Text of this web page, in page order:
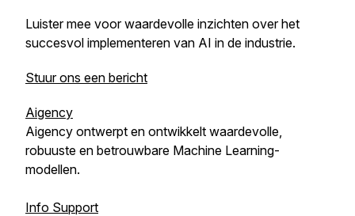
Luister mee voor waardevolle inzichten over het
succesvol implementeren van AI in de industrie.
Stuur ons een bericht
Aigency
Aigency ontwerpt en ontwikkelt waardevolle,
robuuste en betrouwbare Machine Learning-
modellen.
Info Support